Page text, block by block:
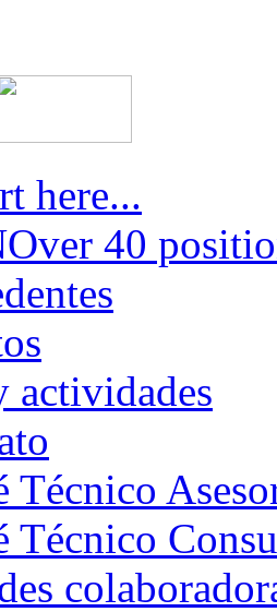
here...
Over 40
actividades
Técnico
Técnico